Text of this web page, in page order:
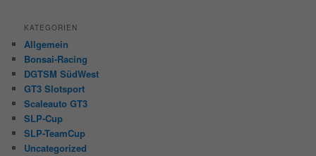
KATEGORIEN
Allgemein
Bonsai-Racing
DGTSM SüdWest
GT3 Slotsport
Scaleauto GT3
SLP-Cup
SLP-TeamCup
Uncategorized